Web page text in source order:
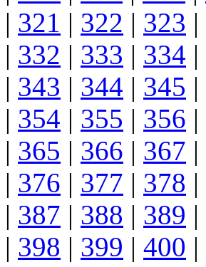
| 321 | 322 | 323 |
| 332 | 333 | 334 |
| 343 | 344 | 345 |
| 354 | 355 | 356 |
| 365 | 366 | 367 |
| 376 | 377 | 378 |
| 387 | 388 | 389 |
| 398 | 399 | 400 |